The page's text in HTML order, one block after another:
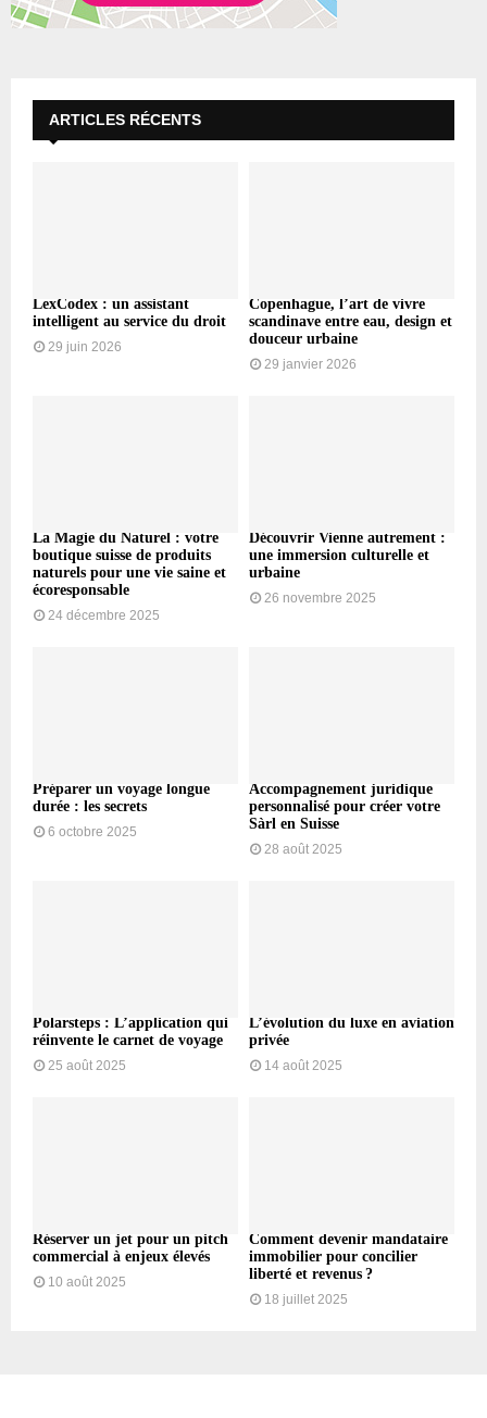
ARTICLES RÉCENTS
LexCodex : un assistant
intelligent au service du droit
29 juin 2026
Copenhague, l’art de vivre
scandinave entre eau, design et
douceur urbaine
29 janvier 2026
La Magie du Naturel : votre
boutique suisse de produits
naturels pour une vie saine et
écoresponsable
24 décembre 2025
Découvrir Vienne autrement :
une immersion culturelle et
urbaine
26 novembre 2025
Préparer un voyage longue
durée : les secrets
6 octobre 2025
Accompagnement juridique
personnalisé pour créer votre
Sàrl en Suisse
28 août 2025
Polarsteps : L’application qui
réinvente le carnet de voyage
25 août 2025
L’évolution du luxe en aviation
privée
14 août 2025
Réserver un jet pour un pitch
commercial à enjeux élevés
10 août 2025
Comment devenir mandataire
immobilier pour concilier
liberté et revenus ?
18 juillet 2025